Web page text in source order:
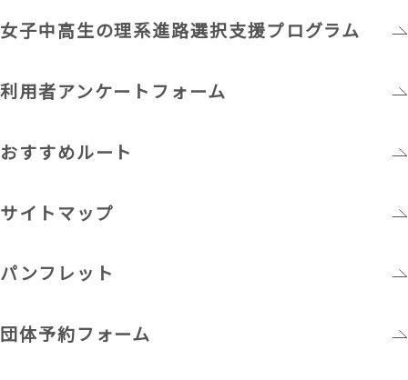
女子中高生の理系進路選択支援プログラム
利用者アンケートフォーム
おすすめルート
サイトマップ
パンフレット
団体予約フォーム